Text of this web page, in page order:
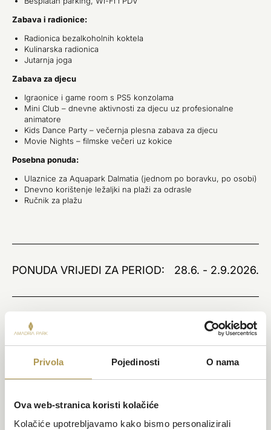
Privola Pojedinosti O nama
Ova web-stranica koristi kolačiće
Kolačiće upotrebljavamo kako bismo personalizirali
Zabava i radionice:
Radionica bezalkoholnih koktela
Kulinarska radionica
Jutarnja joga
Zabava za djecu
Igraonice i game room s PS5 konzolama
Mini Club – dnevne aktivnosti za djecu uz profesionalne
animatore
Kids Dance Party – večernja plesna zabava za djecu
Movie Nights – filmske večeri uz kokice
Posebna ponuda:
Ulaznice za Aquapark Dalmatia (jednom po boravku, po osobi)
Dnevno korištenje ležaljki na plaži za odrasle
Ručnik za plažu
PONUDA VRIJEDI ZA PERIOD: 28.6. - 2.9.2026.
REZERVIRAJTE SADA